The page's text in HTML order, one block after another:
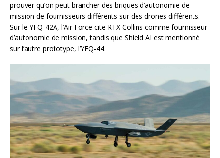
prouver qu’on peut brancher des briques d’autonomie de
mission de fournisseurs différents sur des drones différents.
Sur le YFQ-42A, l’Air Force cite RTX Collins comme fournisseur
d’autonomie de mission, tandis que Shield AI est mentionné
sur l’autre prototype, l’YFQ-44.